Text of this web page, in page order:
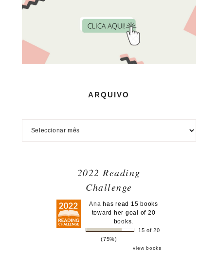
ARQUIVO
2022 Reading
Challenge
Ana has read 15 books
toward her goal of 20
books.
15 of 20
(75%)
view books